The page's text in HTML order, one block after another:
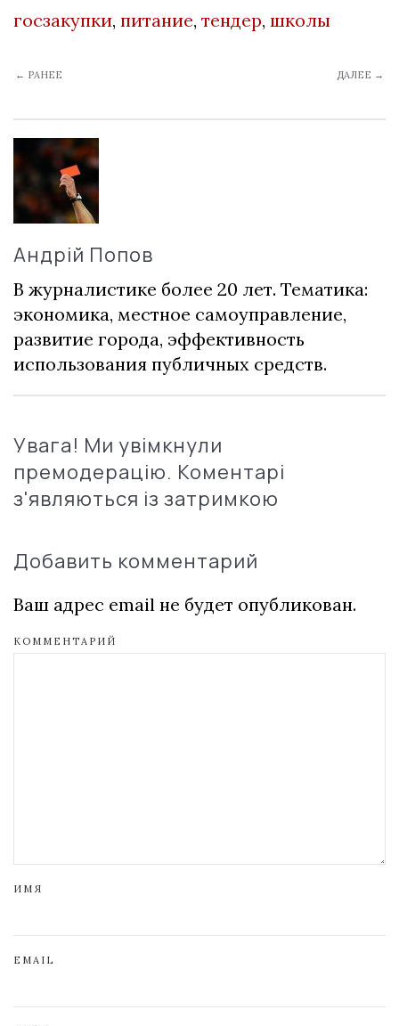
госзакупки, питание, тендер, школы
← РАНЕЕ ДАЛЕЕ →
Андрій Попов
В журналистике более 20 лет. Тематика:
экономика, местное самоуправление,
развитие города, эффективность
использования публичных средств.
Увага! Ми увімкнули
премодерацію. Коментарі
з'являються із затримкою
Добавить комментарий
Ваш адрес email не будет опубликован.
КОММЕНТАРИЙ
ИМЯ
EMAIL